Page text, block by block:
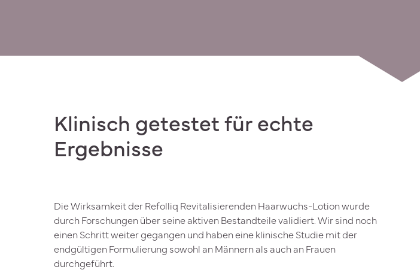
Klinisch getestet für echte
Ergebnisse
Die Wirksamkeit der Refolliq Revitalisierenden Haarwuchs-Lotion wurde
durch Forschungen über seine aktiven Bestandteile validiert. Wir sind noch
einen Schritt weiter gegangen und haben eine klinische Studie mit der
endgültigen Formulierung sowohl an Männern als auch an Frauen
durchgeführt.